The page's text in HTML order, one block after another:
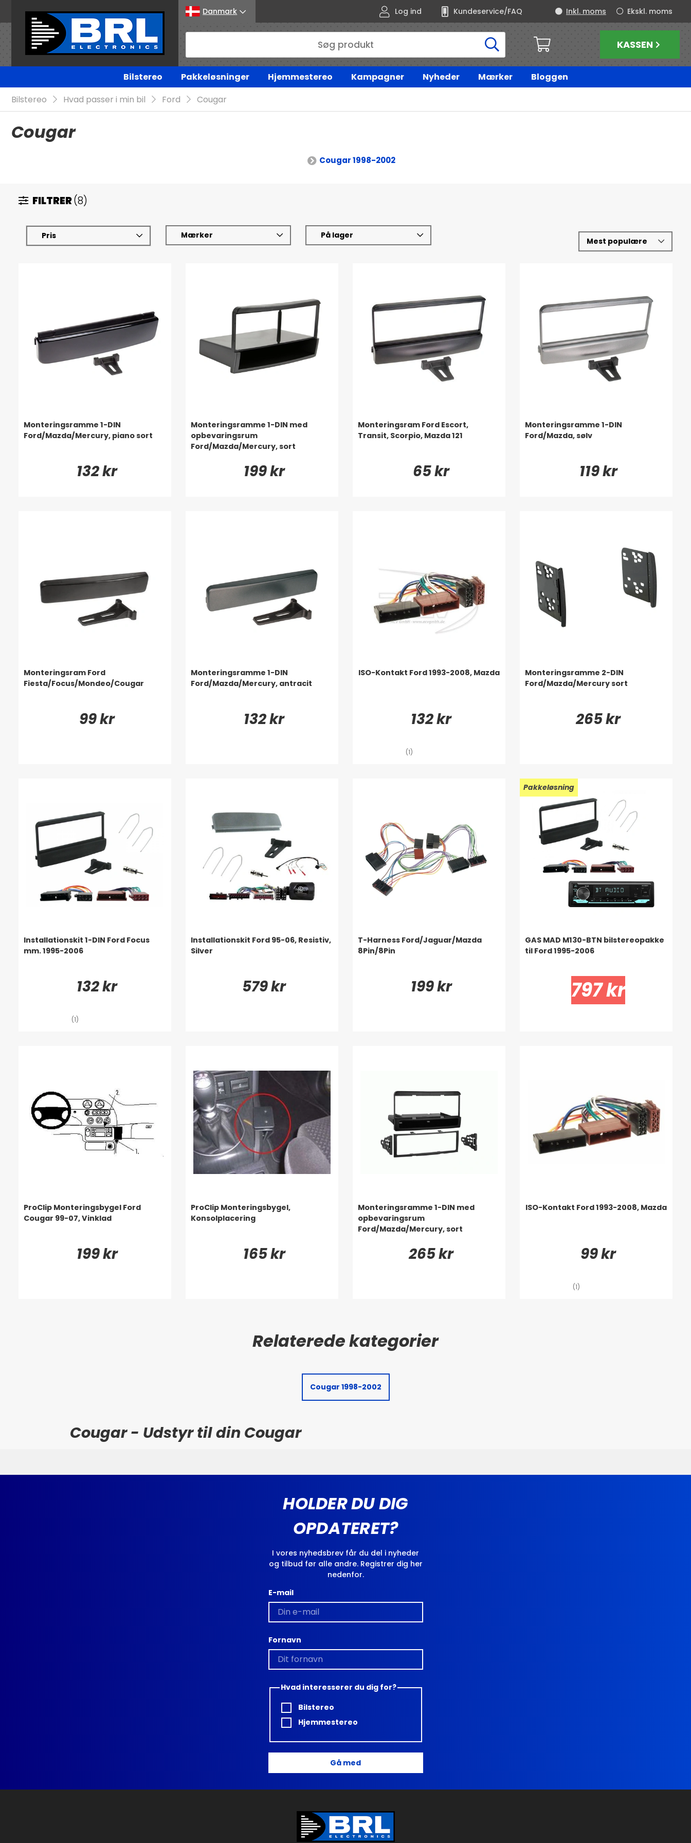
Danmark Log ind Kundeservice/FAQ Ekskl. moms
Inkl. moms
KASSEN
Bilstereo Pakkeløsninger Hjemmestereo Kampagner Nyheder Mærker
Bloggen
Bilstereo
Hvad passer i min bil Ford Cougar
Cougar
Cougar 1998-2002
FILTRER(8)
Pris Mærker På lager
Monteringsramme 1-DIN
Ford/Mazda/Mercury, piano sort
132 kr
Monteringsramme 1-DIN med
opbevaringsrum
Ford/Mazda/Mercury, sort
199 kr
Monteringsram Ford Escort,
Transit, Scorpio, Mazda 121
65 kr
Monteringsramme 1-DIN
Ford/Mazda, sølv
119 kr
Monteringsram Ford
Fiesta/Focus/Mondeo/Cougar
99 kr
Monteringsramme 1-DIN
Ford/Mazda/Mercury, antracit
132 kr
ISO-Kontakt Ford 1993-2008, Mazda
132 kr
(1)
Monteringsramme 2-DIN
Ford/Mazda/Mercury sort
265 kr
Installationskit 1-DIN Ford Focus
mm. 1995-2006
132 kr
(1)
Installationskit Ford 95-06, Resistiv,
Silver
579 kr
T-Harness Ford/Jaguar/Mazda
8Pin/8Pin
199 kr
Pakkeløsning
GAS MAD M130-BTN bilstereopakke
til Ford 1995-2006
797 kr
ProClip Monteringsbygel Ford
Cougar 99-07, Vinklad
199 kr
ProClip Monteringsbygel,
Konsolplacering
165 kr
Monteringsramme 1-DIN med
opbevaringsrum
Ford/Mazda/Mercury, sort
265 kr
ISO-Kontakt Ford 1993-2008, Mazda
99 kr
(1)
Cougar 1998-2002
Cougar - Udstyr til din Cougar
HOLDER DU DIG
OPDATERET?
I vores nyhedsbrev får du del i nyheder
og tilbud før alle andre. Registrer dig her
nedenfor.
E-mail
Fornavn
Hvad interesserer du dig for?
Bilstereo
Hjemmestereo
Gå med